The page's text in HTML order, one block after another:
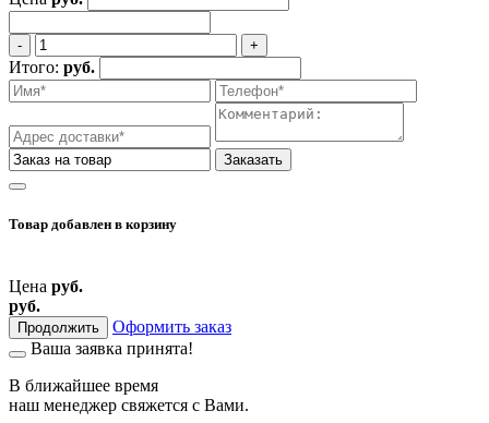
‐ +
Итого: руб.
Заказать
Товар добавлен в корзину
Цена руб.
руб.
Продолжить
Оформить заказ
Ваша заявка принята!
В ближайшее время
наш менеджер свяжется с Вами.